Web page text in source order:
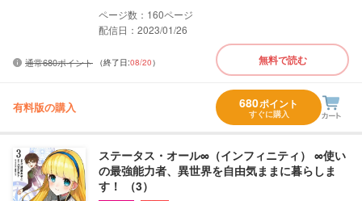
160
配信日：2023/01/26
通常680ポイント （終了日:08/20） 無料で読む
有料版の購入 680ポイント
すぐに購入
ステータス・オール∞（インフィニティ） ∞使い
の最強能力者、異世界を自由気ままに暮らしま
す！ （3）